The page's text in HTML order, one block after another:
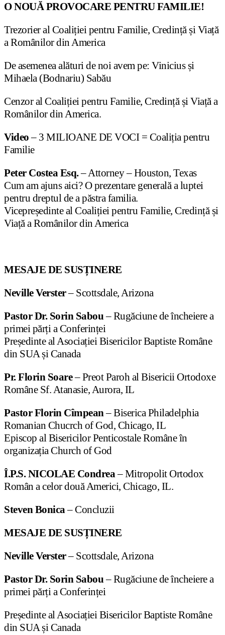
O NOUĂ PROVOCARE PENTRU FAMILIE!
Trezorier al Coaliției pentru Familie, Credință și Viață
a Românilor din America
De asemenea alături de noi avem pe: Vinicius și
Mihaela (Bodnariu) Sabău
Cenzor al Coaliției pentru Familie, Credință și Viață a
Românilor din America.
Video– 3 MILIOANE DE VOCI = Coaliția pentru
Familie
Peter Costea Esq.– Attorney – Houston, Texas
Cum am ajuns aici? O prezentare generală a luptei
pentru dreptul de a păstra familia.
Vicepreședinte al Coaliției pentru Familie, Credință și
Viață a Românilor din America
MESAJE DE SUSȚINERE
Neville Verster– Scottsdale, Arizona
Pastor Dr. Sorin Sabou– Rugăciune de încheiere a
primei părți a Conferinței
Președinte al Asociației Bisericilor Baptiste Române
din SUA și Canada
Pr. Florin Soare– Preot Paroh al Bisericii Ortodoxe
Române Sf. Atanasie, Aurora, IL
Pastor Florin Cîmpean– Biserica Philadelphia
Romanian Chucrch of God, Chicago, IL
Episcop al Bisericilor Penticostale Române în
organizația Church of God
Î.P.S. NICOLAE Condrea– Mitropolit Ortodox
Român a celor două Americi, Chicago, IL.
Steven Bonica– Concluzii
MESAJE DE SUSȚINERE
Neville Verster– Scottsdale, Arizona
Pastor Dr. Sorin Sabou– Rugăciune de încheiere a
primei părți a Conferinței
Președinte al Asociației Bisericilor Baptiste Române
din SUA și Canada